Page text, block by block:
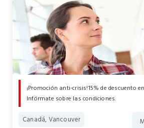
¡Promoción anti-crisis!15% de descuento
Infórmate sobre las condiciones.
Canadá, Vancouver